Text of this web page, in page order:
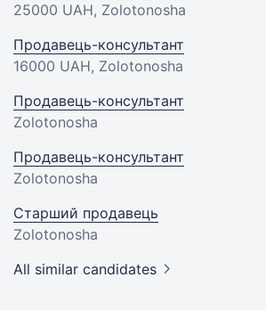
25000 UAH, Zolotonosha
Продавець-консультант
16000 UAH, Zolotonosha
Продавець-консультант
Zolotonosha
Продавець-консультант
Zolotonosha
Старший продавець
Zolotonosha
All similar candidates